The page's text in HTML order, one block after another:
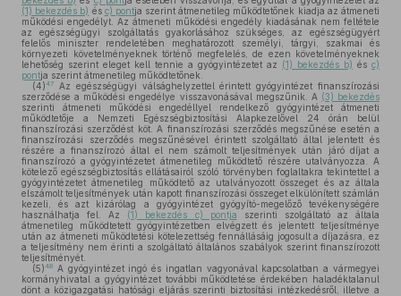
(1) bekezdés b) és c) pontja szerint átmenetileg működtetőnek kiadja az átmeneti
működési engedélyt. Az átmeneti működési engedély kiadásának nem feltétele
az egészségügyi szolgáltatás gyakorlásához szükséges, az egészségügyért
felelős miniszter rendeletében meghatározott személyi, tárgyi, szakmai és
környezeti követelményeknek történő megfelelés, de ezen követelményeknek
lehetőség szerint eleget kell tennie a gyógyintézetet az (1) bekezdés b) és c)
pontja szerint átmenetileg működtetőnek.
(4)47
Az egészségügyi válsághelyzettel érintett gyógyintézet finanszírozási
szerződése a működési engedélye visszavonásával megszűnik. A (3) bekezdés
szerinti átmeneti működési engedéllyel rendelkező gyógyintézet átmeneti
működtetője a Nemzeti Egészségbiztosítási Alapkezelővel 24 órán belül
finanszírozási szerződést köt. A finanszírozási szerződés megszűnése esetén a
finanszírozási szerződés megszűnésével érintett szolgáltató által jelentett és
részére a finanszírozó által el nem számolt teljesítmények után járó díjat a
finanszírozó a gyógyintézetet átmenetileg működtető részére utalványozza. A
kötelező egészségbiztosítás ellátásairól szóló törvényben foglaltakra tekintettel a
gyógyintézetet átmenetileg működtető az utalványozott összeget és az általa
elszámolt teljesítmények után kapott finanszírozási összeget elkülönített számlán
kezeli, és azt kizárólag a gyógyintézet gyógyító-megelőző tevékenységére
használhatja fel. Az (1) bekezdés c) pontja szerinti szolgáltató az általa
átmenetileg működtetett gyógyintézetben elvégzett és jelentett teljesítménye
után az átmeneti működtetési kötelezettség fennállásáig jogosult a díjazásra, ez
a teljesítmény nem érinti a szolgáltató általános szabályok szerint finanszírozott
teljesítményét.
(5)48 A gyógyintézet ingó és ingatlan vagyonával kapcsolatban a vármegyei
kormányhivatal a gyógyintézet további működtetése érdekében haladéktalanul
dönt a közigazgatási hatósági eljárás szerinti biztosítási intézkedésről, illetve a